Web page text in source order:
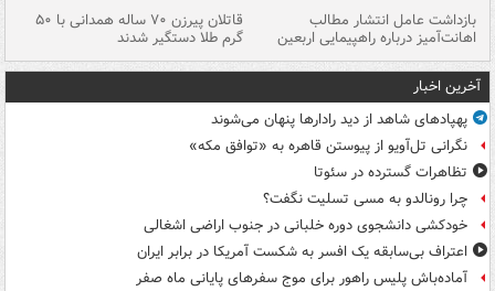
بازداشت عامل انتشار مطالب
اهانت‌آمیز درباره راهپیمایی اربعین
قاتلان پیرزن ۷۰ ساله همدانی با ۵۰
گرم طلا دستگیر شدند
آخرین اخبار
پهپادهای شاهد از دید رادارها پنهان می‌شوند
نگرانی تل‌آویو از پیوستن قاهره به «توافق مکه»
تظاهرات گسترده در سئوتا
چرا رونالدو به مسی تسلیت نگفت؟
خودکشی دانشجوی دوره خلبانی در جنوب اراضی اشغالی
اعتراف بی‌سابقه یک افسر به شکست آمریکا در برابر ایران
آماده‌باش پلیس راهور برای موج سفرهای پایانی ماه صفر